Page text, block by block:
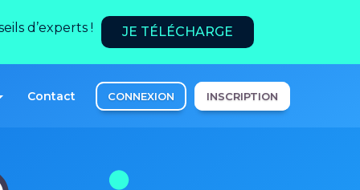
d’experts ! JE TÉLÉCHARGE
Contact CONNEXION INSCRIPTION